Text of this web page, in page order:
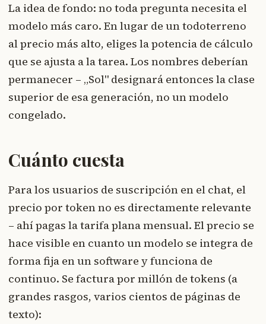
La idea de fondo: no toda pregunta necesita el
modelo más caro. En lugar de un todoterreno
al precio más alto, eliges la potencia de cálculo
que se ajusta a la tarea. Los nombres deberían
permanecer – „Sol" designará entonces la clase
superior de esa generación, no un modelo
congelado.
Cuánto cuesta
Para los usuarios de suscripción en el chat, el
precio por token no es directamente relevante
– ahí pagas la tarifa plana mensual. El precio se
hace visible en cuanto un modelo se integra de
forma fija en un software y funciona de
continuo. Se factura por millón de tokens (a
grandes rasgos, varios cientos de páginas de
texto):